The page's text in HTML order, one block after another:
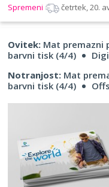
Spremeni četrtek, 20.
Ovitek: Mat premazni
barvni tisk (4/4)
Notranjost: Mat
barvni tisk (4/4)